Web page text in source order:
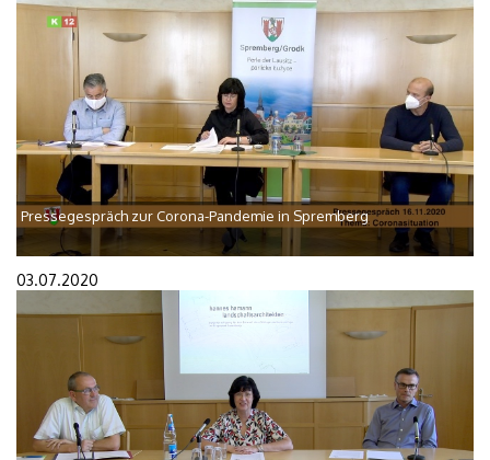
Pressegespräch zur Corona-Pandemie in Spremberg
03.07.2020